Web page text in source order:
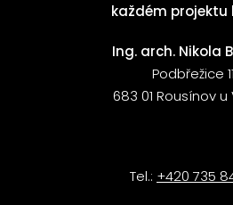
každém projektu
Ing. arch. Nikola
Podbřežice
683 01 Rousínov u
Tel.: +420 735